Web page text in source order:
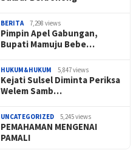
BERITA 7,298 views
Pimpin Apel Gabungan,
Bupati Mamuju Bebe…
HUKUM&HUKUM 5,847 views
Kejati Sulsel Diminta Periksa
Welem Samb…
UNCATEGORIZED 5,245 views
PEMAHAMAN MENGENAI
PAMALI